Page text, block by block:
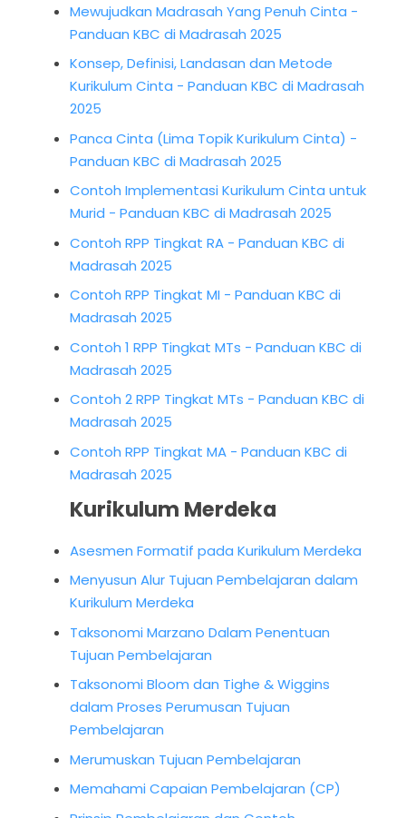
Mewujudkan Madrasah Yang Penuh Cinta -
Panduan KBC di Madrasah 2025
Konsep, Definisi, Landasan dan Metode
Kurikulum Cinta - Panduan KBC di Madrasah
2025
Panca Cinta (Lima Topik Kurikulum Cinta) -
Panduan KBC di Madrasah 2025
Contoh Implementasi Kurikulum Cinta untuk
Murid - Panduan KBC di Madrasah 2025
Contoh RPP Tingkat RA - Panduan KBC di
Madrasah 2025
Contoh RPP Tingkat MI - Panduan KBC di
Madrasah 2025
Contoh 1 RPP Tingkat MTs - Panduan KBC di
Madrasah 2025
Contoh 2 RPP Tingkat MTs - Panduan KBC di
Madrasah 2025
Contoh RPP Tingkat MA - Panduan KBC di
Madrasah 2025
Kurikulum Merdeka
Asesmen Formatif pada Kurikulum Merdeka
Menyusun Alur Tujuan Pembelajaran dalam
Kurikulum Merdeka
Taksonomi Marzano Dalam Penentuan
Tujuan Pembelajaran
Taksonomi Bloom dan Tighe & Wiggins
dalam Proses Perumusan Tujuan
Pembelajaran
Merumuskan Tujuan Pembelajaran
Memahami Capaian Pembelajaran (CP)